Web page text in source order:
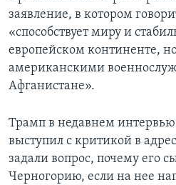
заявление, в котором
«способствует миру и
европейском континенте,
американскими
Афганистане».
Трамп в недавнем интервью
выступил с критикой в
задали вопрос, почему его
Черногорию, если на нее